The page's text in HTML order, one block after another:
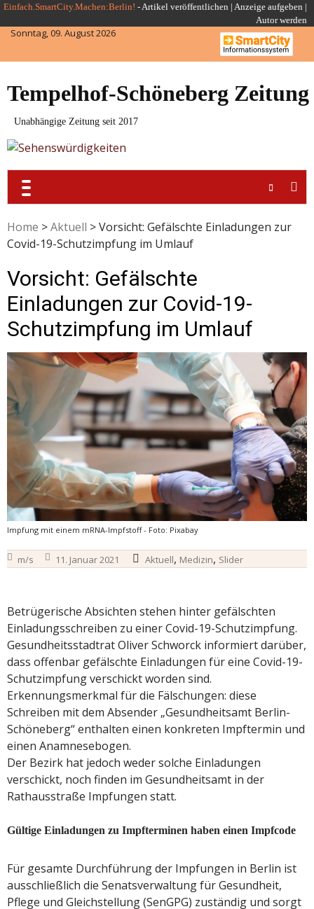
Skip
to
content
Einfach.SmartCity.Machen:Berlin! -Artikel veröffentlichen | Anzeige aufgeben |
Autor werden
Sonntag, 09. August 2026
Tempelhof-Schöneberg Zeitung
Unabhängige Zeitung seit 2017
Home >Aktuell >Vorsicht: Gefälschte Einladungen zur
Covid-19-Schutzimpfung im Umlauf
Vorsicht: Gefälschte
Einladungen zur Covid-19-
Schutzimpfung im Umlauf
Impfung mit einem mRNA-Impfstoff - Foto: Pixabay
m/s 11. Januar 2021 Aktuell, Medizin, Slider
Betrügerische Absichten stehen hinter gefälschten
Einladungsschreiben zu einer Covid-19-Schutzimpfung.
Gesundheitsstadtrat Oliver Schworck informiert darüber,
dass offenbar gefälschte Einladungen für eine Covid-19-
Schutzimpfung verschickt worden sind.
Erkennungsmerkmal für die Fälschungen: diese
Schreiben mit dem Absender „Gesundheitsamt Berlin-
Schöneberg“ enthalten einen konkreten Impftermin und
einen Anamnesebogen.
Der Bezirk hat jedoch weder solche Einladungen
verschickt, noch finden im Gesundheitsamt in der
Rathausstraße Impfungen statt.
Gültige Einladungen zu Impfterminen haben einen Impfcode
Für gesamte Durchführung der Impfungen in Berlin ist
ausschließlich die Senatsverwaltung für Gesundheit,
Pflege und Gleichstellung (SenGPG) zuständig und sorgt